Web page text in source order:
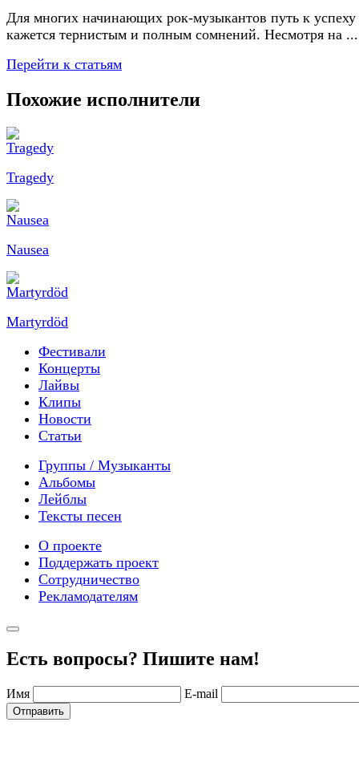
Для многих начинающих рок-музыкантов путь к успеху
кажется тернистым и полным сомнений. Несмотря на ...
Перейти к статьям
Похожие исполнители
Tragedy
Nausea
Martyrdöd
Фестивали
Концерты
Лайвы
Клипы
Новости
Статьи
Группы / Музыканты
Альбомы
Лейблы
Тексты песен
О проекте
Поддержать проект
Сотрудничество
Рекламодателям
Есть вопросы? Пишите нам!
Имя E-mail